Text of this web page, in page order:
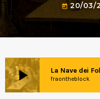
today 20/03/
play_arrow La Nave dei
fraontheblock